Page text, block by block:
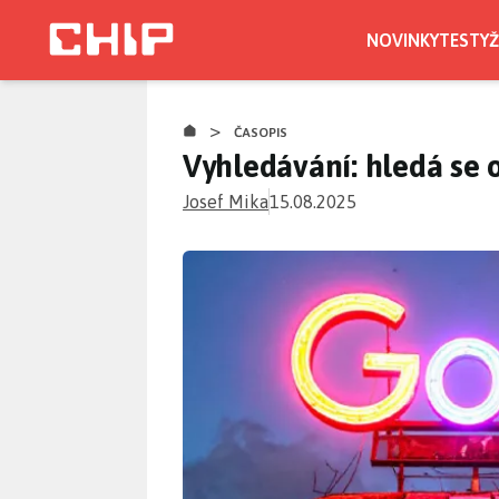
NOVINKYTESTY
> ČASOPIS
Vyhledávání: hledá se
Josef Mika15.08.2025